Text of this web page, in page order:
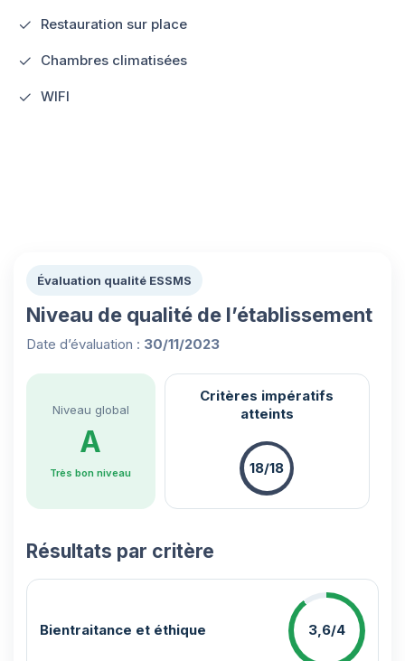
Restauration sur place
Chambres climatisées
WIFI
Évaluation qualité ESSMS
Niveau de qualité de l’établissement
Date d’évaluation : 30/11/2023
Niveau global
A
Très bon niveau
Critères impératifs
atteints
18/18
Résultats par critère
Bientraitance et éthique 3,6/4